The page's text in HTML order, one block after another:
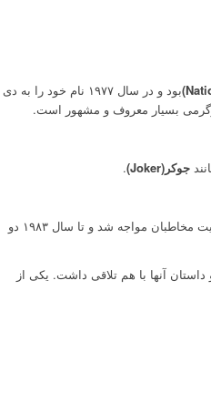
بود و در سال ۱۹۷۷ نام خود را به دی
بسیار معروف و مشهور است.
جوکر(Joker)
.
به موفقیتی چشمگیر دست یافت. فیلم سوپرمن با فروش و استقبال بینهایت مخاطبان مواجه شد و تا سال ۱۹۸۳ دو
آنها با هم تلاقی داشت. یکی از